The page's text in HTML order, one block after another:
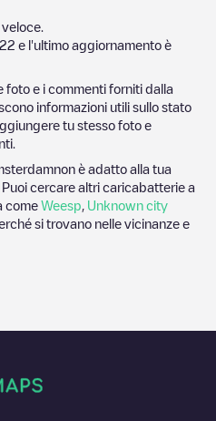
e l'ultimo aggiornamento è
foto e i commenti forniti dalla
informazioni utili sullo stato
tu stesso foto e
non è adatto alla tua
cercare altri caricabatterie a
come Weesp Unknown city
si trovano nelle vicinanze e